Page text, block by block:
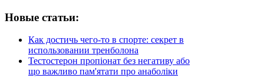
Новые статьи:
Как достичь чего-то в спорте: секрет в
использовании тренболона
Тестостерон пропіонат без негативу або
що важливо пам'ятати про анаболіки